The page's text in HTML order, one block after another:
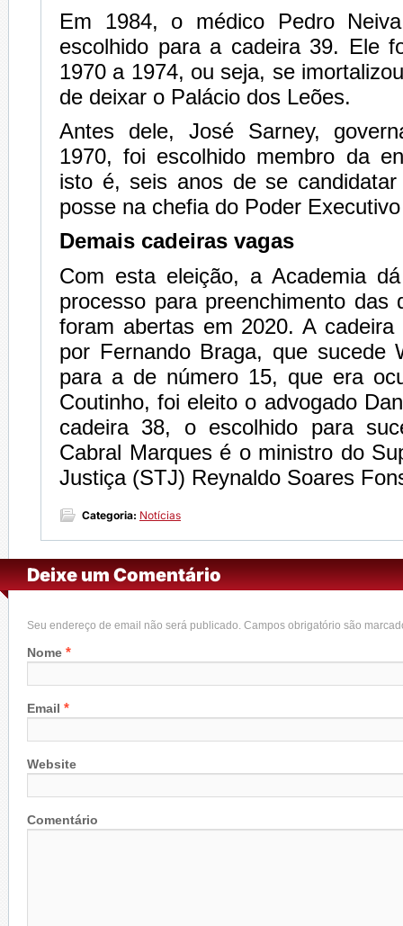
Em 1984, o médico Pedro
escolhido para a cadeira 39. Ele
1970 a 1974, ou seja, se
de deixar o Palácio dos Leões.
Antes dele, José Sarney,
1970, foi escolhido membro da
isto é, seis anos de se
posse na chefia do Poder
Demais cadeiras vagas
Com esta eleição, a Academia
processo para preenchimento das
foram abertas em 2020. A cadeira
por Fernando Braga, que sucede
para a de número 15, que era
Coutinho, foi eleito o advogado
cadeira 38, o escolhido para
Cabral Marques é o ministro do
Justiça (STJ) Reynaldo Soares
Categoria: Notícias
Deixe um Comentário
Seu endereço de email não será publicado. Campos obrigatório são
Nome *
Email *
Website
Comentário